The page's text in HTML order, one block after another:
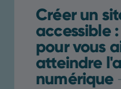
Créer un
accessible
pour vous
atteindre
numérique